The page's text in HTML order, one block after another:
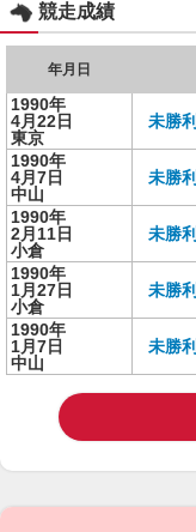
競走成績
年月日
1990年
4月22日
東京
未勝利
1990年
4月7日
中山
未勝利
1990年
2月11日
小倉
未勝利
1990年
1月27日
小倉
未勝利
1990年
1月7日
中山
未勝利